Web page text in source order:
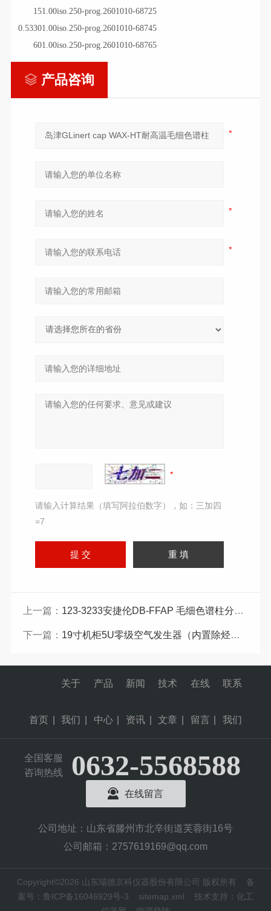
0.53
151.00iso.250-prog.2601010-68725
301.00iso.250-prog.2601010-68745
601.00iso.250-prog.2601010-68765
产品咨询
请输入计算结果（填写阿拉伯数字），如：三加四
=7
上一篇： 123-3233安捷伦DB-FFAP 毛细色谱柱分析挥发性酸
下一篇： 19寸机柜5U零级空气发生器（内置除烃装置）
首页
关于
我们
产品
中心
新闻
资讯
技术
文章
在线
留言
联系
我们
全国客服
咨询热线
0632-5568588
在线留言
公司地址：山东省滕州市北辛街道芙蓉街16号
公司邮箱：2757619169@qq.com
Copyright©2026 山东瑞德京科仪器股份有限公司 版权所有 备
案号：鲁ICP备16046929号-3
sitemap.xml 技术支持： 化工